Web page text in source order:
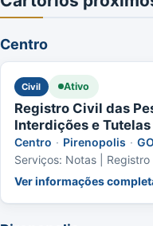
Centro
Civil Ativo
Registro Civil das
Interdições e Tutelas
Centro · Pirenopolis · GO
Serviços: Notas |
Ver informações